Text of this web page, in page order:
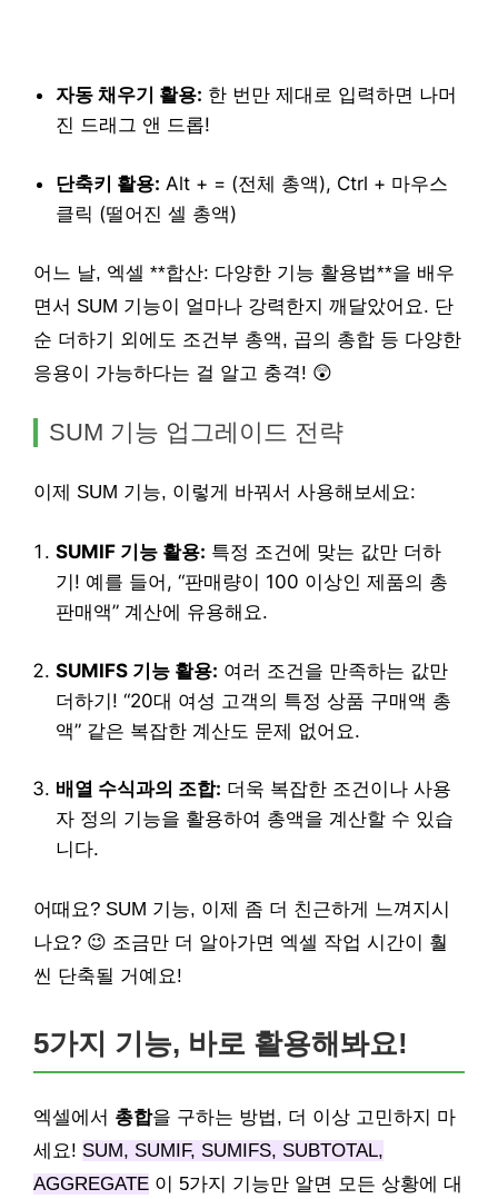
자동 채우기 활용: 한 번만 제대로 입력하면 나머
진 드래그 앤 드롭!
단축키 활용: Alt + = (전체 총액), Ctrl + 마우스
클릭 (떨어진 셀 총액)
어느 날, 엑셀 **합산: 다양한 기능 활용법**을 배우
면서 SUM 기능이 얼마나 강력한지 깨달았어요. 단
순 더하기 외에도 조건부 총액, 곱의 총합 등 다양한
응용이 가능하다는 걸 알고 충격! 😲
SUM 기능 업그레이드 전략
이제 SUM 기능, 이렇게 바꿔서 사용해보세요:
SUMIF 기능 활용: 특정 조건에 맞는 값만 더하
기! 예를 들어, “판매량이 100 이상인 제품의 총
판매액” 계산에 유용해요.
SUMIFS 기능 활용: 여러 조건을 만족하는 값만
더하기! “20대 여성 고객의 특정 상품 구매액 총
액” 같은 복잡한 계산도 문제 없어요.
배열 수식과의 조합: 더욱 복잡한 조건이나 사용
자 정의 기능을 활용하여 총액을 계산할 수 있습
니다.
어때요? SUM 기능, 이제 좀 더 친근하게 느껴지시
나요? 😉 조금만 더 알아가면 엑셀 작업 시간이 훨
씬 단축될 거예요!
5가지 기능, 바로 활용해봐요!
엑셀에서 총합을 구하는 방법, 더 이상 고민하지 마
세요! SUM, SUMIF, SUMIFS, SUBTOTAL,
AGGREGATE 이 5가지 기능만 알면 모든 상황에 대